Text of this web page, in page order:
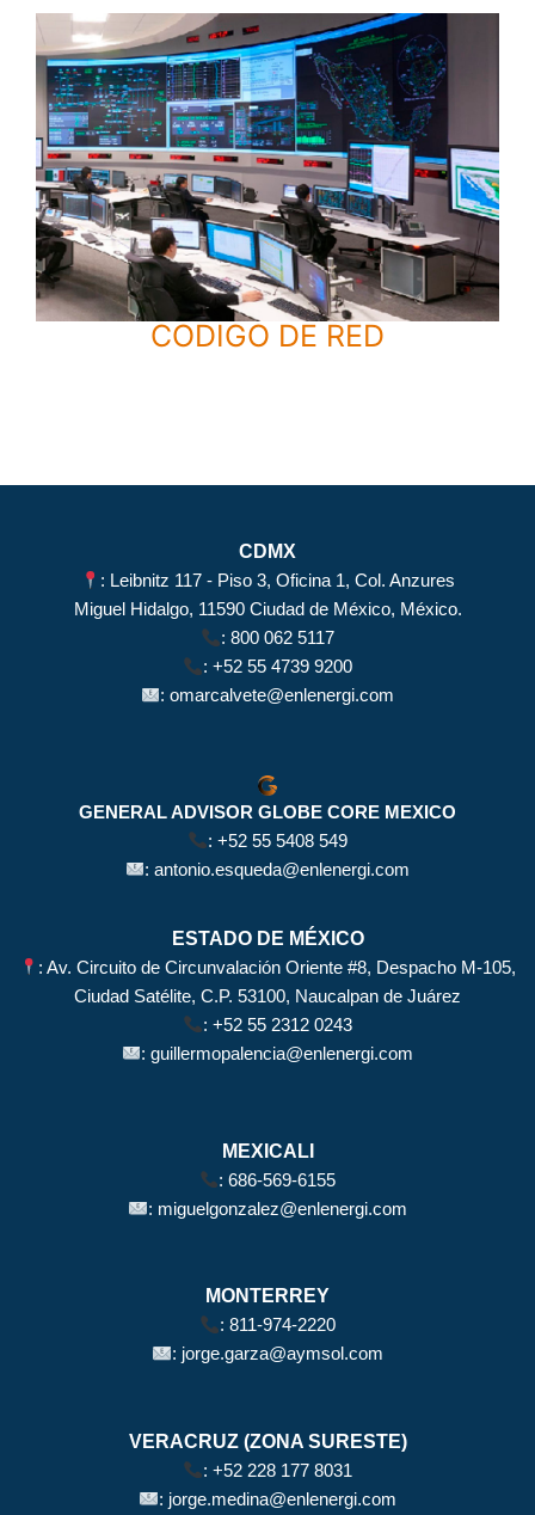
CODIGO DE RED
CDMX
: Leibnitz 117 - Piso 3, Oficina 1, Col. Anzures
Miguel Hidalgo, 11590 Ciudad de México, México.
: 800 062 5117
: +52 55 4739 9200
:omarcalvete@enlenergi.com
GENERAL ADVISOR GLOBE CORE MEXICO
: +52 55 5408 549
:antonio.esqueda@enlenergi.com
ESTADO DE MÉXICO
: Av. Circuito de Circunvalación Oriente #8, Despacho M-105,
Ciudad Satélite, C.P. 53100, Naucalpan de Juárez
: +52 55 2312 0243
:guillermopalencia@enlenergi.com
MEXICALI
:686-569-6155
: miguelgonzalez@enlenergi.com
MONTERREY
: 811-974-2220
: jorge.garza@aymsol.com
VERACRUZ (ZONA SURESTE)
: +52 228 177 8031
: jorge.medina@enlenergi.com